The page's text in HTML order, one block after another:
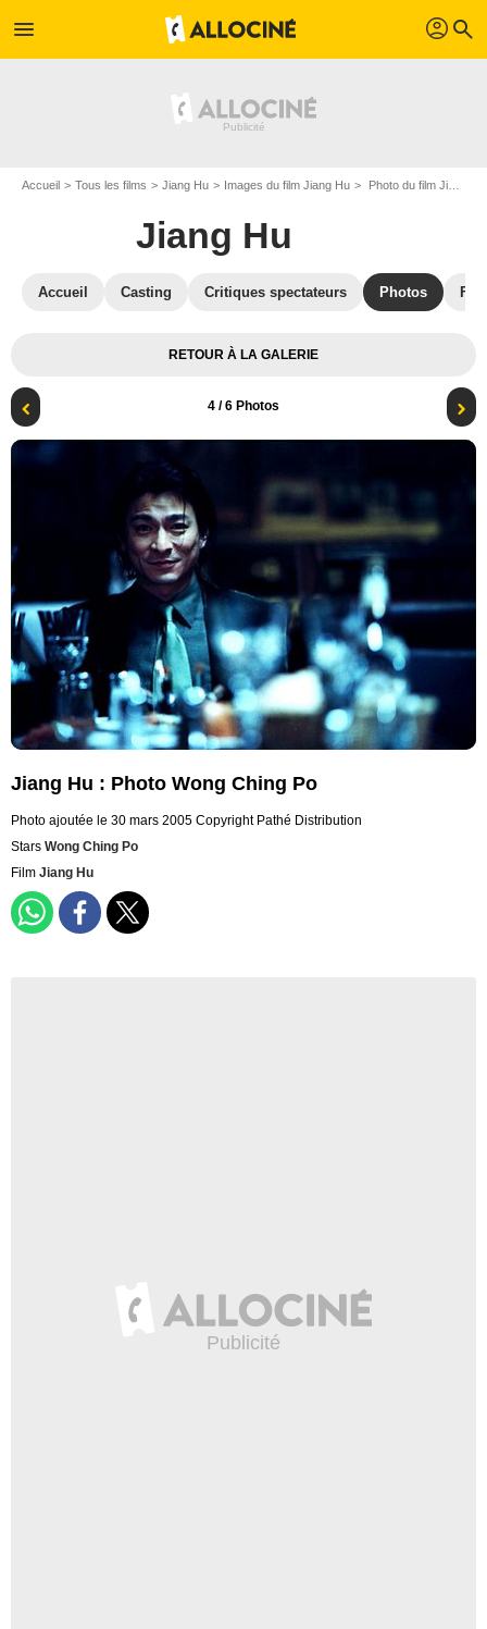
menu profil search
Accueil Tous les films Jiang Hu Images du film Jiang Hu Photo du film Jiang Hu - Photo 4
Jiang Hu
Accueil Casting Critiques spectateurs Photos
RETOUR À LA GALERIE
4 / 6 Photos
Jiang Hu : Photo Wong Ching Po
Photo ajoutée le 30 mars 2005 Copyright Pathé Distribution
Stars Wong Ching Po
Film Jiang Hu